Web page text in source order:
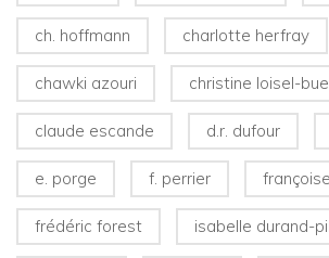
ch. hoffmann charlotte herfray
chawki azouri christine loisel-
claude escande d.r. dufour
e. porge f. perrier
frédéric forest isabelle durand-